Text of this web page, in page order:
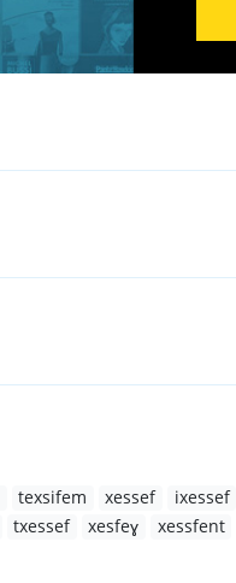
texsifem xessef ixessef
txessef xesfeɣ xessfent